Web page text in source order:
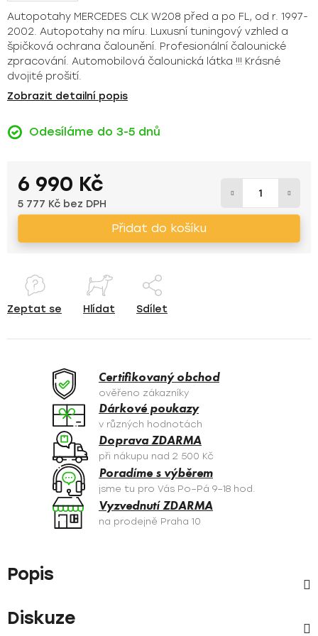
Autopotahy MERCEDES CLK W208 před a po FL, od r. 1997-
2002. Autopotahy na míru. Luxusní tuningový vzhled a
špičková ochrana čalounění. Profesionální čalounické
zpracování. Automobilová čalounická látka !!! Krásné
dvojité prošití.
Zobrazit detailní popis
Odesíláme do 3-5 dnů
6 990 Kč
5 777 Kč bez DPH
Přidat do košíku
Zeptat se Hlídat Sdílet
Certifikovaný obchod
ověřeno zákazníky
Dárkové poukazy
v různých hodnotách
Doprava ZDARMA
při nákupu nad 2 500 Kč
Poradíme s výběrem
jsme tu pro Vás Po–Pá 9–18 hod.
Vyzvednutí ZDARMA
na prodejně Praha 10
Popis
Diskuze